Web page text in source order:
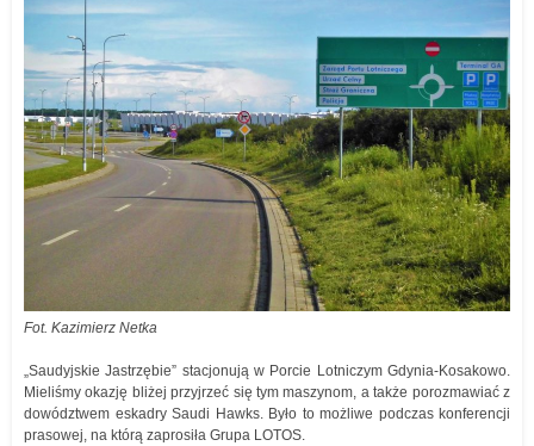
Fot. Kazimierz Netka
„Saudyjskie Jastrzębie” stacjonują w Porcie Lotniczym Gdynia-Kosakowo.
Mieliśmy okazję bliżej przyjrzeć się tym maszynom, a także porozmawiać z
dowództwem eskadry Saudi Hawks. Było to możliwe podczas konferencji
prasowej, na którą zaprosiła Grupa LOTOS.